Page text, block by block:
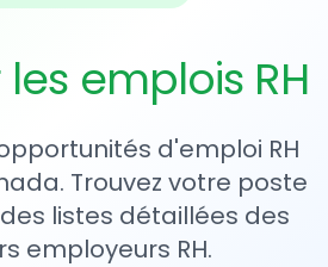
emplois RH
d'emploi RH
Trouvez votre poste
listes détaillées des
employeurs RH.